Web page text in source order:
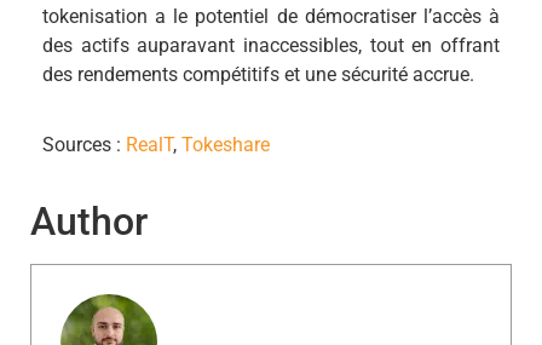
tokenisation a le potentiel de démocratiser l’accès à
des actifs auparavant inaccessibles, tout en offrant
des rendements compétitifs et une sécurité accrue.
Sources : RealT, Tokeshare
Author